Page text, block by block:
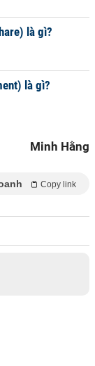
là gì?
là gì?
Minh Hằng
Copy link